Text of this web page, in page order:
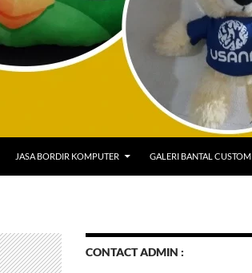
JASA BORDIR KOMPUTER GALERI BANTAL CUSTOM
CONTACT ADMIN :